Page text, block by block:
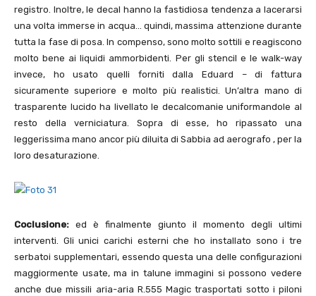
registro. Inoltre, le decal hanno la fastidiosa tendenza a lacerarsi
una volta immerse in acqua… quindi, massima attenzione durante
tutta la fase di posa. In compenso, sono molto sottili e reagiscono
molto bene ai liquidi ammorbidenti. Per gli stencil e le walk-way
invece, ho usato quelli forniti dalla Eduard – di fattura
sicuramente superiore e molto più realistici. Un’altra mano di
trasparente lucido ha livellato le decalcomanie uniformandole al
resto della verniciatura. Sopra di esse, ho ripassato una
leggerissima mano ancor più diluita di Sabbia ad aerografo , per la
loro desaturazione.
Coclusione: ed è finalmente giunto il momento degli ultimi
interventi. Gli unici carichi esterni che ho installato sono i tre
serbatoi supplementari, essendo questa una delle configurazioni
maggiormente usate, ma in talune immagini si possono vedere
anche due missili aria-aria R.555 Magic trasportati sotto i piloni